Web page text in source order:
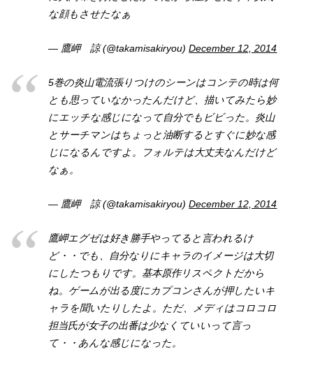
な顔もさせたなぁ
— 鷹岬 諒 (@takamisakiryou)December 12, 2014
5巻の炎山電流張りつけのシーンはコンテの時は何
とも思っていなかったんだけど、描いてみたら妙
にエッチな感じになって自分でもビビった。炎山
とサーチマンはちょっと油断するとすぐに妙な感
じになるんですよ。フォルテは大丈夫なんだけど
なぁ。
— 鷹岬 諒 (@takamisakiryou)December 12, 2014
鷹岬エグゼは好き勝手やってると言われるけ
ど・・でも、自分なりにキャラのイメージは大切
にしたつもりです。基本原作リスペクトだから
ね。ゲームが出る度にカプコンさんが押したいキ
ャラを聞いたりしたよ。ただ、メディはコロコロ
担当氏が女子の出番は少なくていいって言っ
て・・あんな感じになった。